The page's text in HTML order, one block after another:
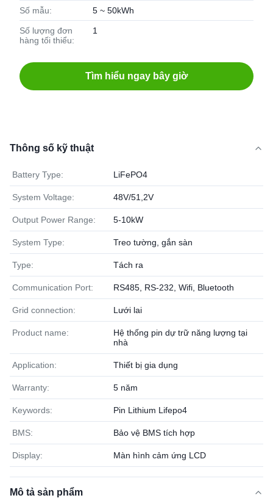
Số mẫu: 5 ~ 50kWh
Số lượng đơn
hàng tối thiểu:
1
Tìm hiểu ngay bây giờ
Thông số kỹ thuật
Battery Type: LiFePO4
System Voltage: 48V/51,2V
Output Power Range: 5-10kW
System Type: Treo tường, gắn sàn
Type: Tách ra
Communication Port: RS485, RS-232, Wifi, Bluetooth
Grid connection: Lưới lai
Product name:
Hệ thống pin dự trữ năng lượng tại
nhà
Application: Thiết bị gia dụng
Warranty: 5 năm
Keywords: Pin Lithium Lifepo4
BMS: Bảo vệ BMS tích hợp
Display: Màn hình cảm ứng LCD
Mô tả sản phẩm